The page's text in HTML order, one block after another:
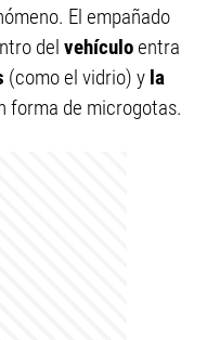
El empañado
del vehículoentra
(como el vidrio) y la
forma de microgotas.